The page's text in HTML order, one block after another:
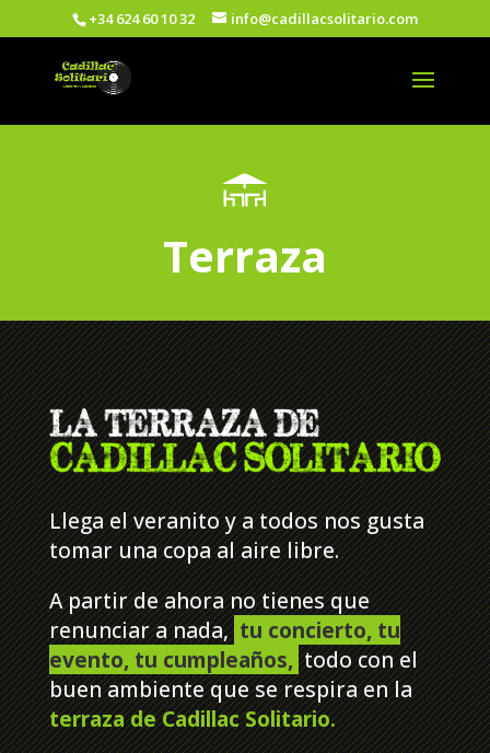
+34 624 60 10 32 info@cadillacsolitario.com
Terraza
Llega el veranito y a todos nos gusta
tomar una copa al aire libre.
A partir de ahora no tienes que
renunciar a nada,tu concierto, tu
evento, tu cumpleaños,todo con el
buen ambiente que se respira en la
terraza de Cadillac Solitario.